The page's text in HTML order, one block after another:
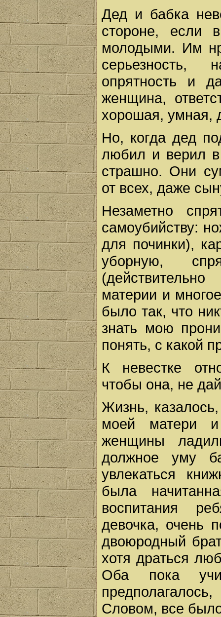
Дед и бабка
стороне, если
молодыми. Им
серьезность,
опрятность и
женщина,
хорошая, умная,
Но, когда дед
любил и верил
страшно. Они
от всех, даже
Незаметно
самоубийству:
для починки),
уборную,
материи и
было так, что
знать мою
понять, с какой
К невестке
чтобы она, не
Жизнь,
моей матери и
женщины
должное уму
увлекаться
была
воспитания
девочка, очень
двоюродный
хотя драться
Оба пока
Словом, все